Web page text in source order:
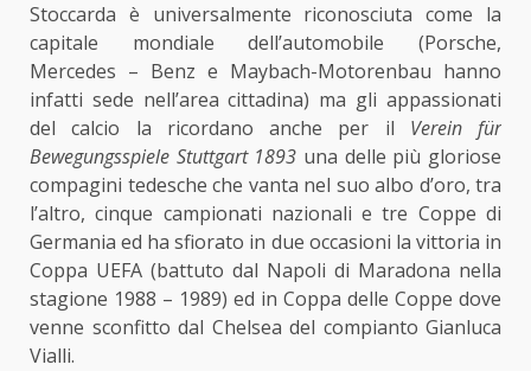
Stoccarda è universalmente riconosciuta come la
capitale mondiale dell’automobile (Porsche,
Mercedes – Benz e Maybach-Motorenbau hanno
infatti sede nell’area cittadina) ma gli appassionati
del calcio la ricordano anche per il Verein für
Bewegungsspiele Stuttgart 1893 una delle più gloriose
compagini tedesche che vanta nel suo albo d’oro, tra
l’altro, cinque campionati nazionali e tre Coppe di
Germania ed ha sfiorato in due occasioni la vittoria in
Coppa UEFA (battuto dal Napoli di Maradona nella
stagione 1988 – 1989) ed in Coppa delle Coppe dove
venne sconfitto dal Chelsea del compianto Gianluca
Vialli.